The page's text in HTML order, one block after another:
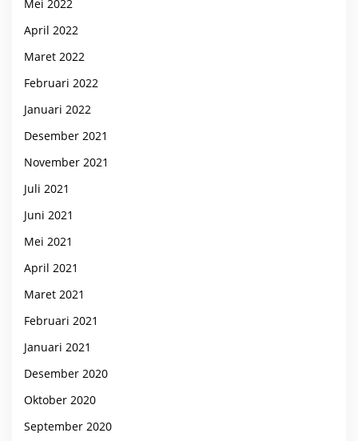
Mei 2022
April 2022
Maret 2022
Februari 2022
Januari 2022
Desember 2021
November 2021
Juli 2021
Juni 2021
Mei 2021
April 2021
Maret 2021
Februari 2021
Januari 2021
Desember 2020
Oktober 2020
September 2020